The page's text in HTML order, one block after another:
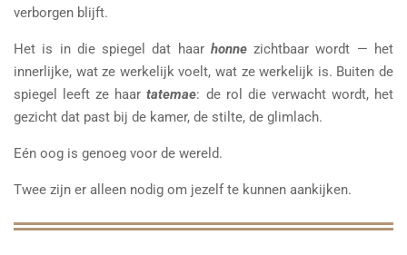
verborgen blijft.
Het is in die spiegel dat haar honnezichtbaar wordt — het
innerlijke, wat ze werkelijk voelt, wat ze werkelijk is. Buiten de
spiegel leeft ze haartatemae: de rol die verwacht wordt, het
gezicht dat past bij de kamer, de stilte, de glimlach.
Eén oog is genoeg voor de wereld.
Twee zijn er alleen nodig om jezelf te kunnen aankijken.